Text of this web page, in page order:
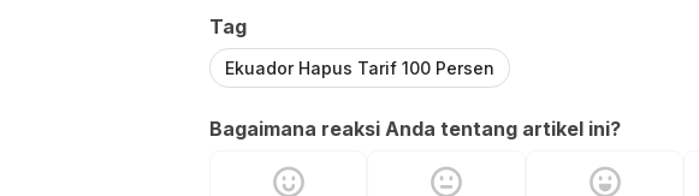
Tag
Ekuador Hapus Tarif 100 Persen
Bagaimana reaksi Anda tentang artikel ini?